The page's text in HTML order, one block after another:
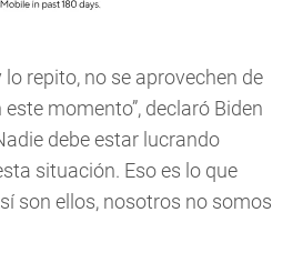
lo repito, no se aprovechen de
momento”, declaró Biden
debe estar lucrando
situación. Eso es lo que
son ellos, nosotros no somos